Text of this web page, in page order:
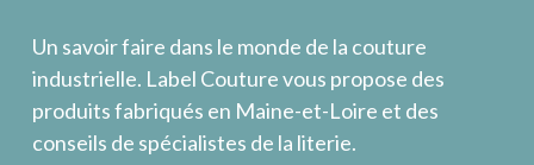
Un savoir faire dans le monde de la couture
industrielle. Label Couture vous propose des
produits fabriqués en Maine-et-Loire et des
conseils de spécialistes de la literie.